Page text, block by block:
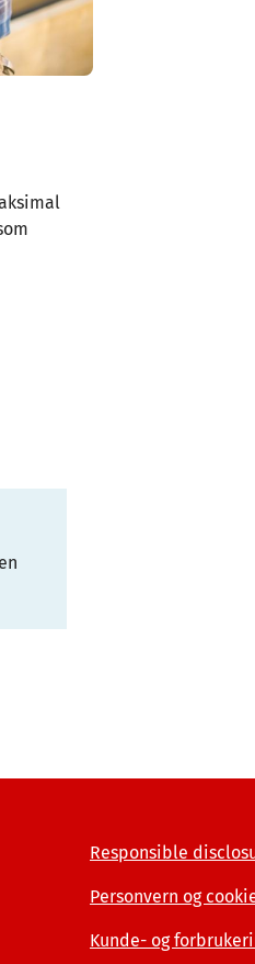
Responsible
Personvern og
Kunde- og